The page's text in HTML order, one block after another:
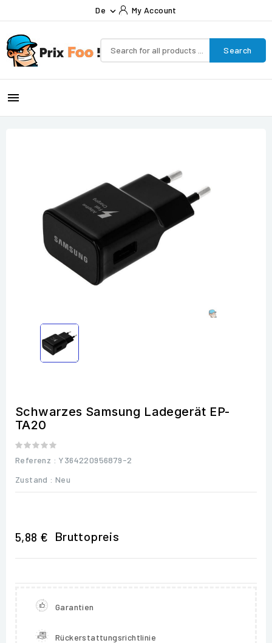
De  My Account
Search

Schwarzes Samsung Ladegerät EP-
TA20
Referenz : Y364220956879-2
Zustand : Neu
5,88 € Bruttopreis
Garantien
Rückerstattungsrichtlinie